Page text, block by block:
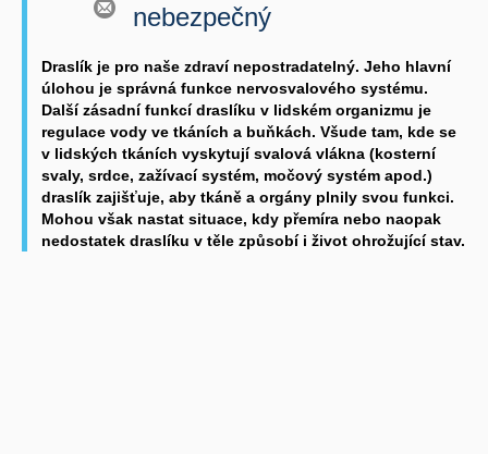
nebezpečný
Draslík je pro naše zdraví nepostradatelný. Jeho hlavní
úlohou je správná funkce nervosvalového systému.
Další zásadní funkcí draslíku v lidském organizmu je
regulace vody ve tkáních a buňkách. Všude tam, kde se
v lidských tkáních vyskytují svalová vlákna (kosterní
svaly, srdce, zažívací systém, močový systém apod.)
draslík zajišťuje, aby tkáně a orgány plnily svou funkci.
Mohou však nastat situace, kdy přemíra nebo naopak
nedostatek draslíku v těle způsobí i život ohrožující stav.